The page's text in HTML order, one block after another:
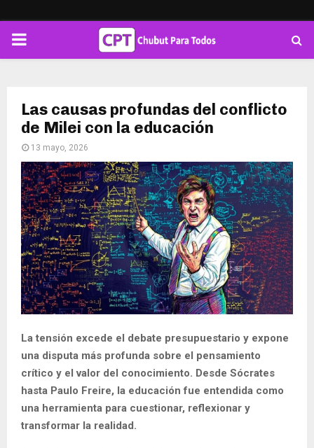
PRIMARY
Las causas profundas del conflicto
de Milei con la educación
13 mayo, 2026
La tensión excede el debate presupuestario y expone
una disputa más profunda sobre el pensamiento
crítico y el valor del conocimiento. Desde Sócrates
hasta Paulo Freire, la educación fue entendida como
una herramienta para cuestionar, reflexionar y
transformar la realidad.